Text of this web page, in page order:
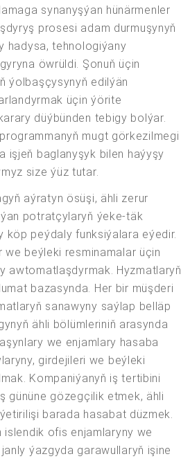
synanyşýan hünärmenler
prosesi adam durmuşynyň
hadysa, tehnologiýany
öwrüldi. Şonuň üçin
ýolbaşçysynyň edilýän
üçin ýörite
düýbünden tebigy bolýar.
mugt görkezilmegi
işjeň baglanyşyk bilen haýyşy
size ýüz tutar.
aýratyn ösüşi, ähli zerur
potratçylaryň ýeke-täk
köp peýdaly funksiýalara eýedir.
we beýleki resminamalar üçin
awtomatlaşdyrmak. Hyzmatlaryň
bazasynda. Her bir müşderi
sanawyny saýlap belläp
ähli bölümleriniň arasynda
we enjamlary hasaba
girdejileri we beýleki
Kompaniýanyň iş tertibini
gününe gözegçilik etmek, ähli
barada hasabat düzmek.
ofis enjamlaryny we
ýazgyda garawullaryň işine